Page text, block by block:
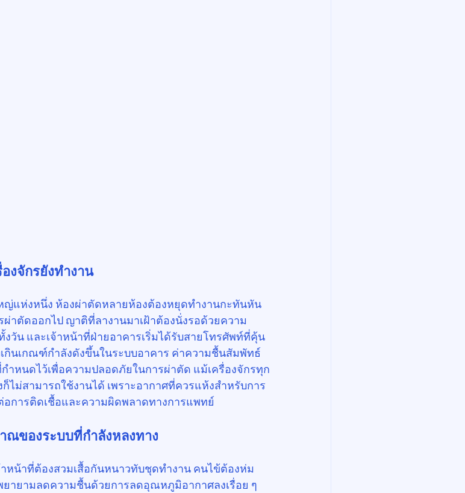
งจักรยังทำงาน
ญ่แห่งหนึ่ง ห้องผ่าตัดหลายห้องต้องหยุดทำงานกะทันหัน
าตัดออกไป ญาติที่ลางานมาเฝ้าต้องนั่งรอด้วยความ
วัน และเจ้าหน้าที่ฝ่ายอาคารเริ่มได้รับสายโทรศัพท์ที่คุ้น
เกินเกณฑ์กำลังดังขึ้นในระบบอาคาร ค่าความชื้นสัมพัทธ์
ำหนดไว้เพื่อความปลอดภัยในการผ่าตัด แม้เครื่องจักรทุก
ไม่สามารถใช้งานได้ เพราะอากาศที่ควรแห้งสำหรับการ
อการติดเชื้อและความผิดพลาดทางการแพทย์
ของระบบที่กำลังหลงทาง
น้าที่ต้องสวมเสื้อกันหนาวทับชุดทำงาน คนไข้ต้องห่ม
ายามลดความชื้นด้วยการลดอุณหภูมิอากาศลงเรื่อย ๆ